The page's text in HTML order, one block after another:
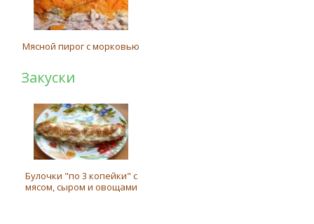
Мясной пирог с морковью
Закуски
Булочки "по 3 копейки" с
мясом, сыром и овощами